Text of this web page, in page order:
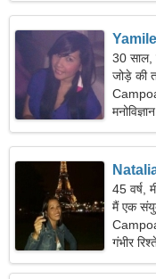
Yamile
30 साल,
जोड़े की
45 वर्ष,
मैं एक
गंभीर